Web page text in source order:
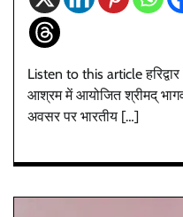
Listen to this article
आश्रम में आयोजित श्रीमद्
अवसर पर भारतीय […]